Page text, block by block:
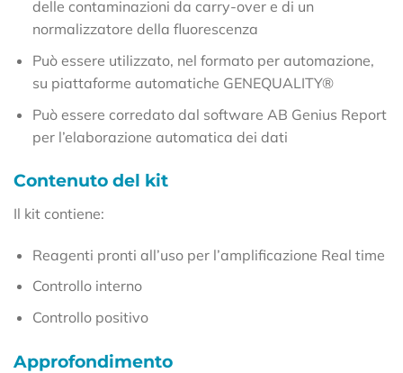
delle contaminazioni da carry-over e di un
normalizzatore della fluorescenza
Può essere utilizzato, nel formato per automazione,
su piattaforme automatiche GENEQUALITY®
Può essere corredato dal software AB Genius Report
per l’elaborazione automatica dei dati
Contenuto del kit
Il kit contiene:
Reagenti pronti all’uso per l’amplificazione Real time
Controllo interno
Controllo positivo
Approfondimento